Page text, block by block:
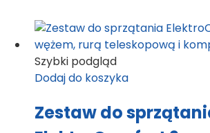
Szybki podgląd
Dodaj do koszyka
Zestaw do